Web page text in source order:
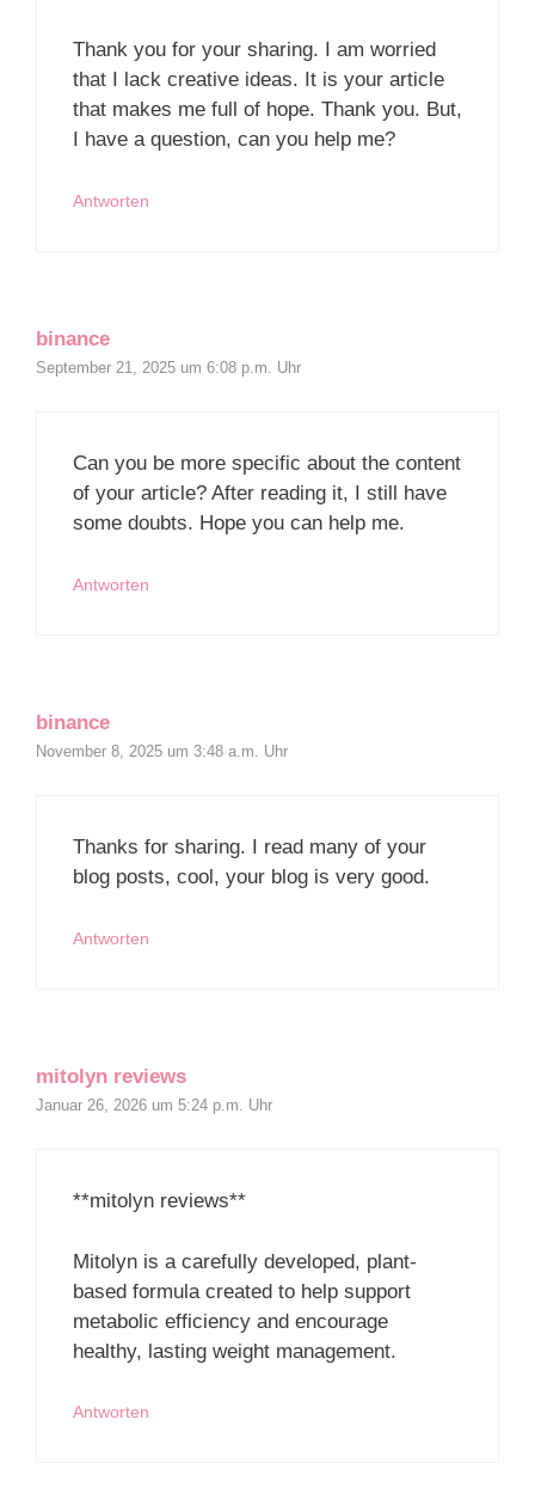
Thank you for your sharing. I am worried
that I lack creative ideas. It is your article
that makes me full of hope. Thank you. But,
I have a question, can you help me?
Antworten
binance
September 21, 2025 um 6:08 p.m. Uhr
Can you be more specific about the content
of your article? After reading it, I still have
some doubts. Hope you can help me.
Antworten
binance
November 8, 2025 um 3:48 a.m. Uhr
Thanks for sharing. I read many of your
blog posts, cool, your blog is very good.
Antworten
mitolyn reviews
Januar 26, 2026 um 5:24 p.m. Uhr
**mitolyn reviews**
Mitolyn is a carefully developed, plant-
based formula created to help support
metabolic efficiency and encourage
healthy, lasting weight management.
Antworten